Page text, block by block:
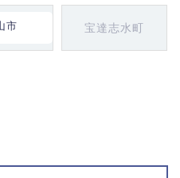
市 宝達志水町